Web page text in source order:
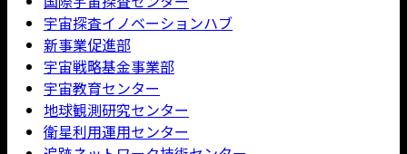
宇宙探査イノベーションハブ
新事業促進部
宇宙戦略基金事業部
宇宙教育センター
地球観測研究センター
衛星利用運用センター